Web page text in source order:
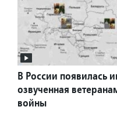
В России появилась
озвученная
войны